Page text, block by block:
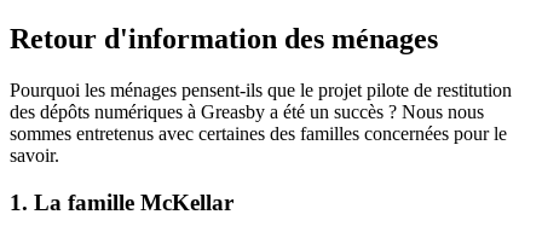
Retour d'information des ménages
Pourquoi les ménages pensent-ils que le projet pilote de restitution
des dépôts numériques à Greasby a été un succès ? Nous nous
sommes entretenus avec certaines des familles concernées pour le
savoir.
1. La famille McKellar